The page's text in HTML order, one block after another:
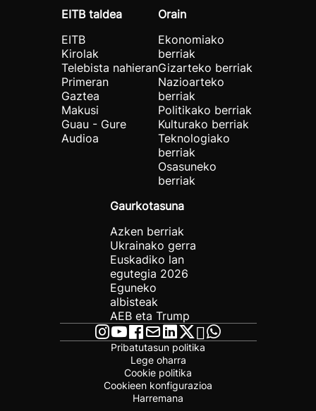
EITB taldea
EITB
Kirolak
Telebista nahieran
Primeran
Gaztea
Makusi
Guau - Gure
Audioa
Orain
Ekonomiako
berriak
Gizarteko berriak
Nazioarteko
berriak
Politikako berriak
Kulturako berriak
Teknologiako
berriak
Osasuneko
berriak
Gaurkotasuna
Azken berriak
Ukrainako gerra
Euskadiko lan
egutegia 2026
Eguneko
albisteak
AEB eta Trump
Pribatutasun politika
Lege oharra
Cookie politika
Cookieen konfigurazioa
Harremana